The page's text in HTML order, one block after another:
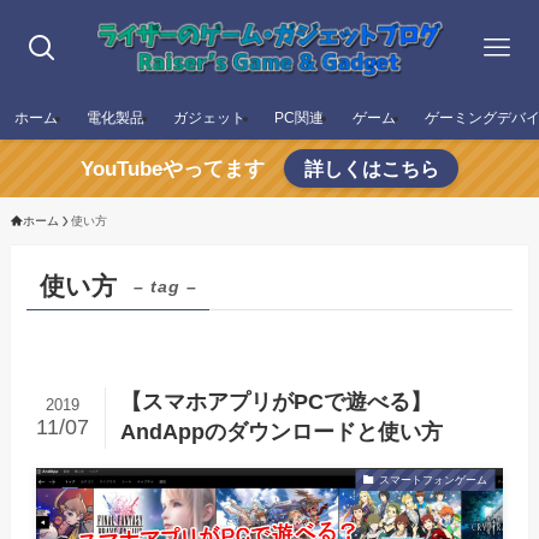
ホーム 電化製品 ガジェット PC関連 ゲーム ゲーミングデバ
YouTubeやってます 詳しくはこちら
ホーム 使い方
使い方 – tag –
【スマホアプリがPCで遊べる】
AndAppのダウンロードと使い方
2019
11/07
スマートフォンゲーム